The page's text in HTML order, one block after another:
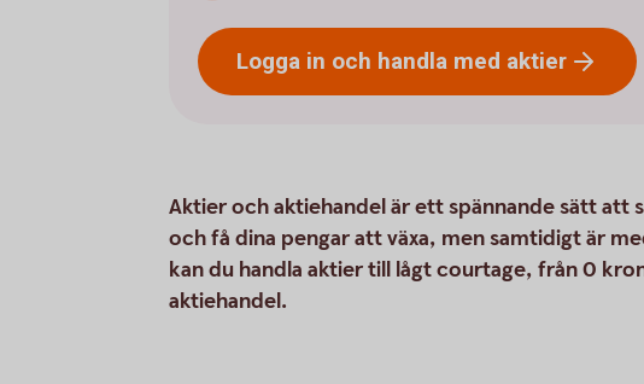
Logga in och handla med aktier
Aktier och aktiehandel är ett spännande sätt att
och få dina pengar att växa, men samtidigt är
kan du handla aktier till lågt courtage, från 0
aktiehandel.